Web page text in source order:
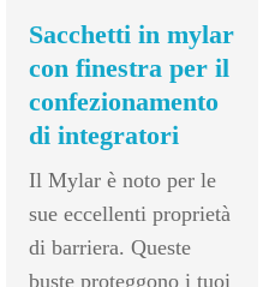
Sacchetti in mylar
con finestra per il
confezionamento
di integratori
Il Mylar è noto per le
sue eccellenti proprietà
di barriera. Queste
buste proteggono i tuoi